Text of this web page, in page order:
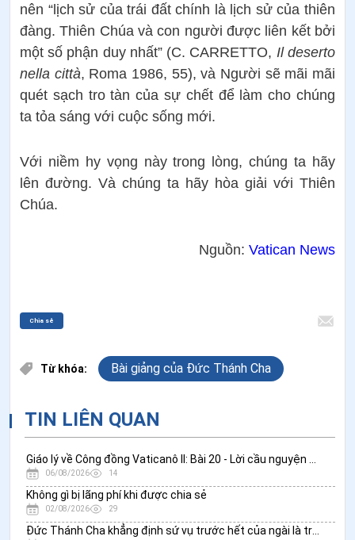
nên “lịch sử của trái đất chính là lịch sử của thiên
đàng. Thiên Chúa và con người được liên kết bởi
một số phận duy nhất” (C. CARRETTO, Il deserto
nella città, Roma 1986, 55), và Người sẽ mãi mãi
quét sạch tro tàn của sự chết để làm cho chúng
ta tỏa sáng với cuộc sống mới.
Với niềm hy vọng này trong lòng, chúng ta hãy
lên đường. Và chúng ta hãy hòa giải với Thiên
Chúa.
Nguồn: Vatican News
Chia sẻ
Từ khóa: Bài giảng của Đức Thánh Cha
TIN LIÊN QUAN
06/08/2026 14
Không gì bị lãng phí khi được chia sẻ
02/08/2026 29